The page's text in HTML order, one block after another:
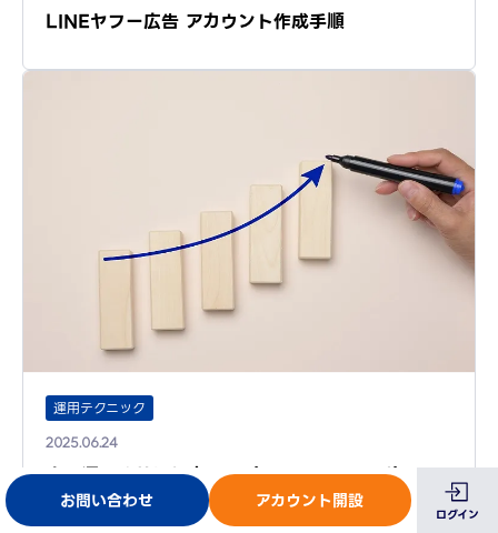
LINEヤフー広告 アカウント作成手順
運用テクニック
2025.06.24
広告運用改善に役立つ、パフォーマンスレポートの
便利機能とは？
お問い合わせ アカウント開設
ログイン